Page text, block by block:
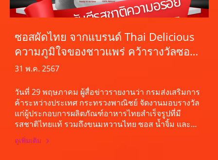
ซอสผัดไทย จากแบรนด์ Thai Delicious
ความภูมิใจของชาวแพร่ คว้ารางวัลซอสที่
ดีที่สุดและอร่อยที่สุดแห่งปี จาก DITP ใน
31 พ.ค. 2567
วันที่ 29 พฤษภาคม ผู้สื่อข่าวรายงานว่า กรมส่งเสริมการ
ค้าระหว่างประเทศ กระทรวงพาณิชย์ จัดงานมอบรางวัล
แก่ผู้ประกอบการผลิตภัณฑ์อาหารไทยสำเร็จรูปที่มี
รสชาติไทยแท้ รวมถึงขนมหวานไทย ซอส น้ำจิ้ม และ
เครื่องปรุงรสสำหรับอาหารไทย เพื่อผลักดัน Soft Power
ด้านอาหารไทย ด้วยการมอบตราสัญลักษณ์ Thai
ดูเพิ่มเติม